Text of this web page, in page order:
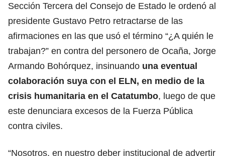
Sección Tercera del Consejo de Estado le ordenó al
presidente Gustavo Petro retractarse de las
afirmaciones en las que usó el término “¿A quién le
trabajan?” en contra del personero de Ocaña, Jorge
Armando Bohórquez, insinuando una eventual
colaboración suya con el ELN, en medio de la
crisis humanitaria en el Catatumbo, luego de que
este denunciara excesos de la Fuerza Pública
contra civiles.
“Nosotros, en nuestro deber institucional de advertir